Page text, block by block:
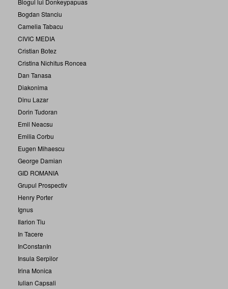
Bogdan Stanciu
Camelia Tabacu
CIVIC MEDIA
Cristian Botez
Cristina Nichitus Roncea
Dan Tanasa
Diakonima
Dinu Lazar
Dorin Tudoran
Emil Neacsu
Emilia Corbu
Eugen Mihaescu
George Damian
GID ROMANIA
Grupul Prospectiv
Henry Porter
Ignus
Ilarion Tiu
In Tacere
InConstanIn
Insula Serpilor
Irina Monica
Iulian Capsali